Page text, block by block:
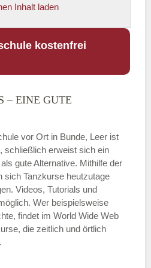
Inhalt laden
kostenfrei
– EINE GUTE
vor Ort in Bunde, Leer ist
schließlich erweist sich ein
gute Alternative. Mithilfe der
sich Tanzkurse heutzutage
Videos, Tutorials und
Wer beispielsweise
findet im World Wide Web
die zeitlich und örtlich